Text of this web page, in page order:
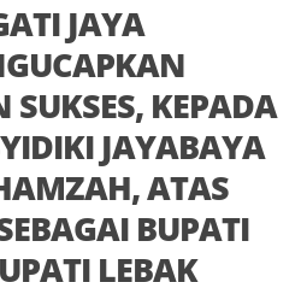
JAYA
KEPADA
JAYABAYA
ATAS
BUPATI
LEBAK